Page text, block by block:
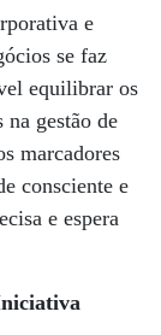
e
se faz
equilibrar os
na gestão de
marcadores
consciente e
e espera